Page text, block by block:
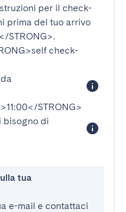
per il check-
prima del tuo arrivo
STRONG>.
check-
STRONG>
bisogno di
tua
e-mail e contattaci